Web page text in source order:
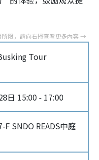
Tour
日 15:00 - 17:00
F SNDO READS中庭